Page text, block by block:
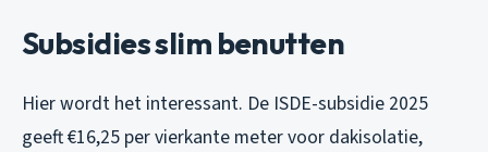
Subsidies slim benutten
Hier wordt het interessant. De ISDE-subsidie 2025
geeft €16,25 per vierkante meter voor dakisolatie,